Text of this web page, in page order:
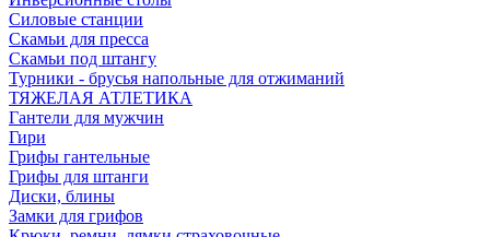
Силовые станции
Скамьи для пресса
Скамьи под штангу
Турники - брусья напольные для отжиманий
ТЯЖЕЛАЯ АТЛЕТИКА
Гантели для мужчин
Гири
Грифы гантельные
Грифы для штанги
Диски, блины
Замки для грифов